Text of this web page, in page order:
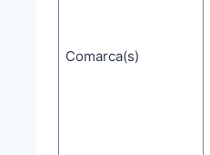
Comarca(s)